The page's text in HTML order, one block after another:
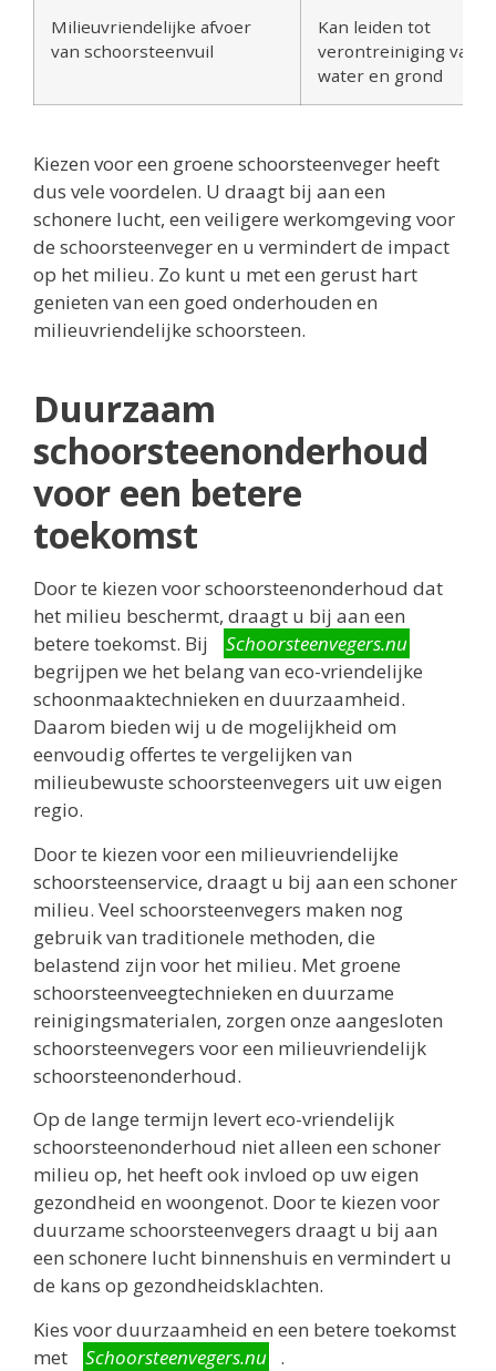
Milieuvriendelijke afvoer
van schoorsteenvuil
Kan leiden tot
verontreiniging van
water en grond
Kiezen voor een groene schoorsteenveger heeft
dus vele voordelen. U draagt bij aan een
schonere lucht, een veiligere werkomgeving voor
de schoorsteenveger en u vermindert de impact
op het milieu. Zo kunt u met een gerust hart
genieten van een goed onderhouden en
milieuvriendelijke schoorsteen.
Duurzaam
schoorsteenonderhoud
voor een betere
toekomst
Door te kiezen voor schoorsteenonderhoud dat
het milieu beschermt, draagt u bij aan een
betere toekomst. Bij
Schoorsteenvegers.nu
begrijpen we het belang van eco-vriendelijke
schoonmaaktechnieken en duurzaamheid.
Daarom bieden wij u de mogelijkheid om
eenvoudig offertes te vergelijken van
milieubewuste schoorsteenvegers uit uw eigen
regio.
Door te kiezen voor een milieuvriendelijke
schoorsteenservice, draagt u bij aan een schoner
milieu. Veel schoorsteenvegers maken nog
gebruik van traditionele methoden, die
belastend zijn voor het milieu. Met groene
schoorsteenveegtechnieken en duurzame
reinigingsmaterialen, zorgen onze aangesloten
schoorsteenvegers voor een milieuvriendelijk
schoorsteenonderhoud.
Op de lange termijn levert eco-vriendelijk
schoorsteenonderhoud niet alleen een schoner
milieu op, het heeft ook invloed op uw eigen
gezondheid en woongenot. Door te kiezen voor
duurzame schoorsteenvegers draagt u bij aan
een schonere lucht binnenshuis en vermindert u
de kans op gezondheidsklachten.
Kies voor duurzaamheid en een betere toekomst
met
Schoorsteenvegers.nu .